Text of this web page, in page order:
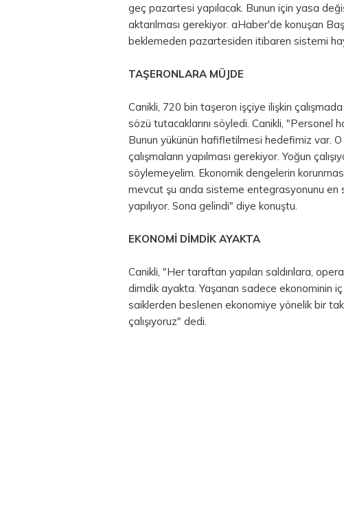
geç pazartesi yapılacak. Bunun için yasa
aktarılması gerekiyor. aHaber'de konuşan
beklemeden pazartesiden itibaren sistemi
TAŞERONLARA MÜJDE
Canikli, 720 bin taşeron işçiye ilişkin
sözü tutacaklarını söyledi. Canikli, "Personel
Bunun yükünün hafifletilmesi hedefimiz var.
çalışmaların yapılması gerekiyor. Yoğun
söylemeyelim. Ekonomik dengelerin
mevcut şu anda sisteme entegrasyonunu en
yapılıyor. Sona gelindi" diye konuştu.
EKONOMİ DİMDİK AYAKTA
Canikli, "Her taraftan yapılan saldırılara,
dimdik ayakta. Yaşanan sadece ekonominin
saiklerden beslenen ekonomiye yönelik bir
çalışıyoruz" dedi.